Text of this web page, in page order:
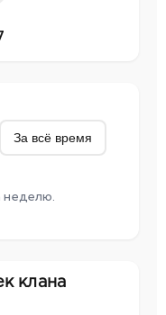
За всё время
неделю.
клана